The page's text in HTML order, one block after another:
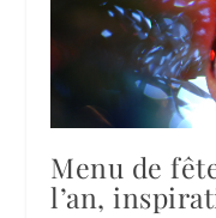
Menu de
l’an,